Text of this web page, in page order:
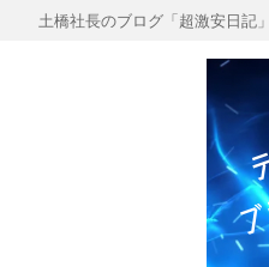
土橋社長のブログ「超激安日記